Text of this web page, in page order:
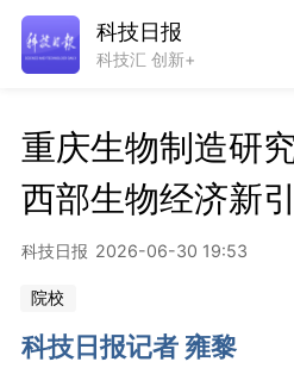
科技日报
科技汇 创新+
重庆生物制造研
西部生物经济新
科技日报 2026-06-30 19:53
院校
科技日报记者 雍黎